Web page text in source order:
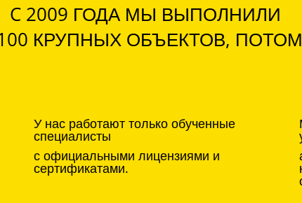
C 2009 ГОДА МЫ ВЫПОЛНИЛИ
КРУПНЫХ ОБЪЕКТОВ,
У нас работают только обученные
специалисты
с официальными лицензиями и
сертификатами.